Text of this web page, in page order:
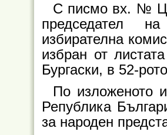
С писмо вх. №
председател
избирателна
избран от
Бургаски, в 52-
По изложеното
Република
за народен